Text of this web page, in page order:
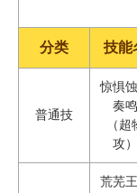
分类 技能
普通技
惊惧
奏鸣
（超
攻）
荒芜